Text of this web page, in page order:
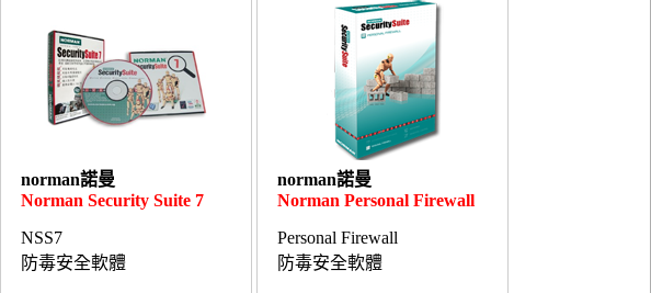
norman諾曼
Norman Security Suite 7
NSS7
防毒安全軟體
norman諾曼
Norman Personal Firewall
Personal Firewall
防毒安全軟體